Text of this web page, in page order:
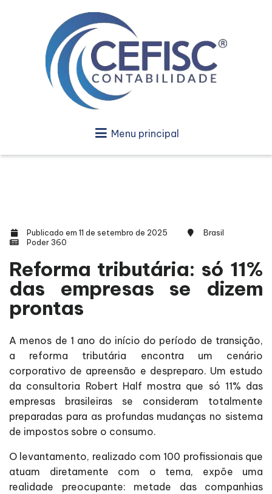
Menu principal
Publicado em 11 de setembro de 2025
Brasil
Poder 360
Reforma tributária: só 11%
das empresas se dizem
prontas
A menos de 1 ano do início do período de transição,
a reforma tributária encontra um cenário
corporativo de apreensão e despreparo. Um estudo
da consultoria Robert Half mostra que só 11% das
empresas brasileiras se consideram totalmente
preparadas para as profundas mudanças no sistema
de impostos sobre o consumo.
O levantamento, realizado com 100 profissionais que
atuam diretamente com o tema, expõe uma
realidade preocupante: metade das companhias